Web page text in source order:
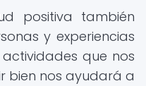
positiva también
y experiencias
que nos
bien nos ayudará a